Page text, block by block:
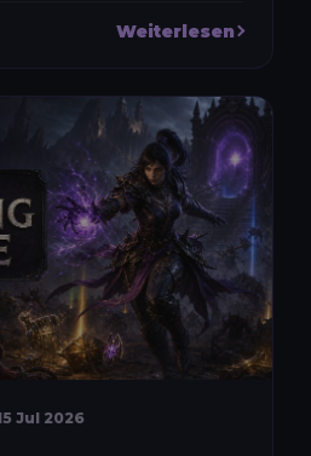
beste Routine best...
Weiterlesen
Jul 2026